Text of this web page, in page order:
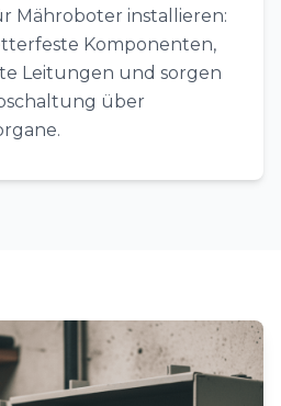
Mähroboter installieren:
Komponenten,
Leitungen und sorgen
über